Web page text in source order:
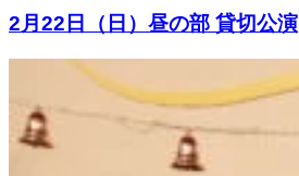
2月22日（日）昼の部 貸切公演